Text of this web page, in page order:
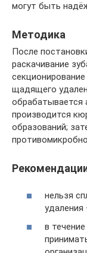
могут быть
Методика
После
раскачивание
щадящего
обрабатывается
производится
образований;
нельзя
в